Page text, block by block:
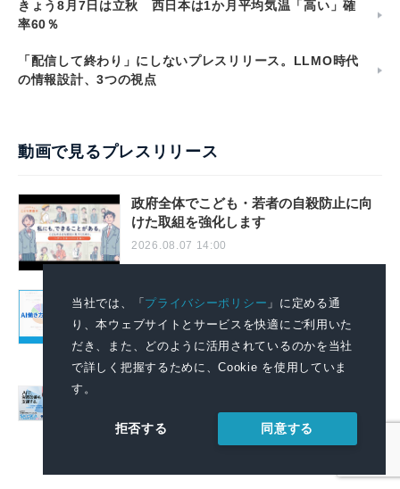
当社では、「プライバシーポリシー 」に定める通
り、本ウェブサイトとサービスを快適にご利用いた
だき、また、どのように活用されているのかを当社
で詳しく把握するために、Cookie を使用していま
す。
拒否する 同意する
きょう8月7日は立秋 西日本は1か月平均気温「高い」確
率60％
「配信して終わり」にしないプレスリリース。LLMO時代
の情報設計、3つの視点
動画で見るプレスリリース
政府全体でこども・若者の自殺防止に向
けた取組を強化します
2026.08.07 14:00
AIで組織の業務改善を支援する！ 「SKYSEA
Client View」の新CM「AI働き方分析レポー
2026.08.06 11:04
Client View」の新テレビCM「チームの変
革」篇の放映を開始